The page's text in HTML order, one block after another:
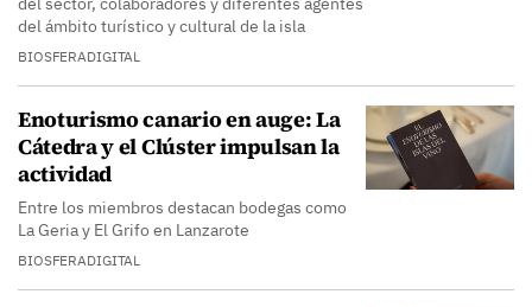
del ámbito turístico y cultural de la isla
BIOSFERADIGITAL
Enoturismo canario en auge: La
Cátedra y el Clúster impulsan la
actividad
Entre los miembros destacan bodegas como
La Geria y El Grifo en Lanzarote
BIOSFERADIGITAL